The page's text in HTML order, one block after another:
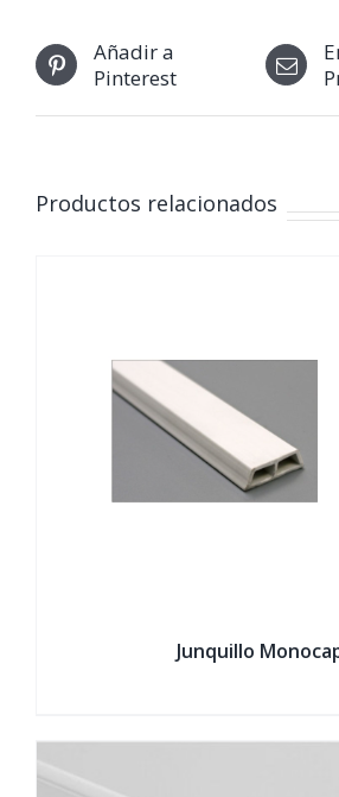
Añadir a
Pinterest
Productos relacionados
Junquillo